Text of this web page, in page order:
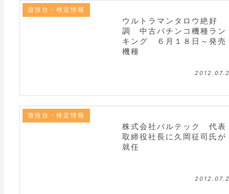
遊技台・検定情報
ウルトラマンタロウ絶好
調 中古パチンコ機種ラン
キング ６月１８日～発売
機種
遊技台・検定情報
株式会社バルテック 代表
取締役社長に久岡征司氏が
就任